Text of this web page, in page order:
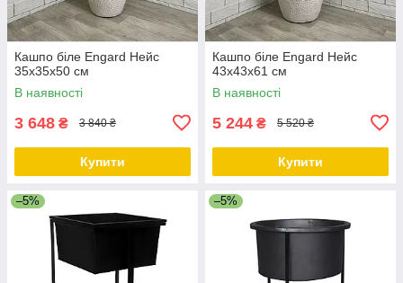
Кашпо біле Engard Нейс
35x35x50 см
В наявності
3 648 ₴ 3 840 ₴
Купити
Кашпо біле Engard Нейс
43x43x61 см
В наявності
5 244 ₴ 5 520 ₴
Купити
–5% –5%